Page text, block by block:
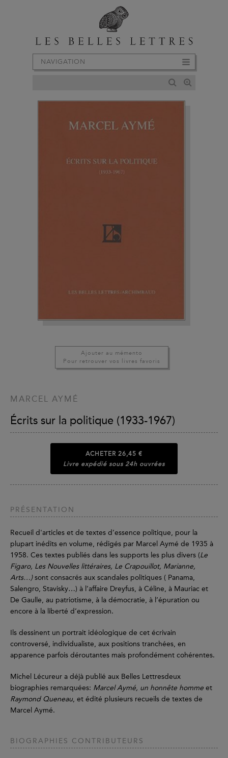
NAVIGATION
Ajouter au mémento
Pour retrouver vos livres favoris
MARCEL AYMÉ
Écrits sur la politique (1933-1967)
ACHETER 26,45 €
Livre expédié sous 24h ouvrées
PRÉSENTATION
Recueil d'articles et de textes d’essence politique, pour la
plupart inédits en volume, rédigés par Marcel Aymé de 1935 à
1958. Ces textes publiés dans les supports les plus divers (Le
Figaro, Les Nouvelles littéraires, Le Crapouillot, Marianne,
Arts…)sont consacrés aux scandales politiques ( Panama,
Salengro, Stavisky…) à l’affaire Dreyfus, à Céline, à Mauriac et
De Gaulle, au patriotisme, à la démocratie, à l’épuration ou
encore à la liberté d’expression.
Ils dessinent un portrait idéologique de cet écrivain
controversé, individualiste, aux positions tranchées, en
apparence parfois déroutantes mais profondément cohérentes.
Michel Lécureur a déjà publié aux Belles Lettresdeux
biographies remarquées: Marcel Aymé, un honnête homme et
Raymond Queneau, et édité plusieurs recueils de textes de
Marcel Aymé.
BIOGRAPHIES CONTRIBUTEURS